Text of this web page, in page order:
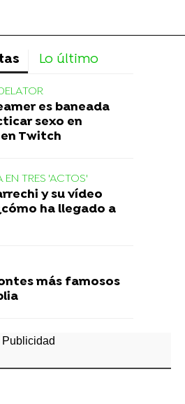
Lo último
es baneada
sexo en
Twitch
EN TRES 'ACTOS'
y su vídeo
ha llegado a
más famosos